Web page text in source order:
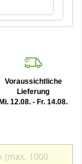
Voraussichtliche
Lieferung
Mi. 12.08. - Fr. 14.08.